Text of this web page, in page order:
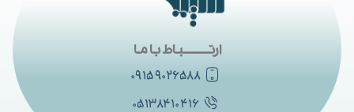
ارتــــــــــباط با ما
۰۹۱۵۹۰۲۶۵۸۸
۰۵۱۳۸۴۱۰۴۱۶